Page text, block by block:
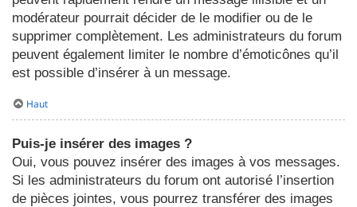
modérateur pourrait décider de le modifier ou de le
supprimer complètement. Les administrateurs du forum
peuvent également limiter le nombre d’émoticônes qu’il
est possible d’insérer à un message.
Haut
Puis-je insérer des images ?
Oui, vous pouvez insérer des images à vos messages.
Si les administrateurs du forum ont autorisé l’insertion
de pièces jointes, vous pourrez transférer des images